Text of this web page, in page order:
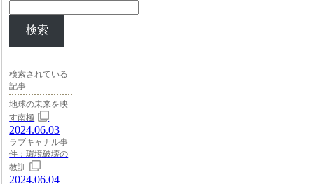
検索
検索されている
記事
地球の未来を映
す南極
2024.06.03
ラブキャナル事
件：環境破壊の
教訓
2024.06.04